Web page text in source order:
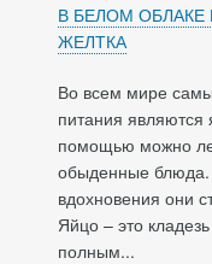
В БЕЛОМ
ЖЕЛТКА
Во всем мире
питания
помощью можно
обыденные блюда.
вдохновения они
Яйцо – это
полным...